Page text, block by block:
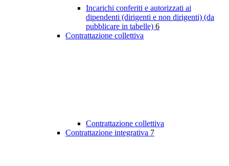
Incarichi conferiti e autorizzati ai
dipendenti (dirigenti e non dirigenti) (da
pubblicare in tabelle) 6
Contrattazione collettiva
Contrattazione collettiva
Contrattazione integrativa 7